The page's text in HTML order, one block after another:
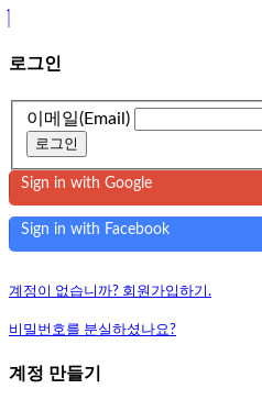
로그인
이메일(Email)
로그인
Sign in with Google
Sign in with Facebook
계정이 없습니까? 회원가입하기.
비밀번호를 분실하셨나요?
계정 만들기